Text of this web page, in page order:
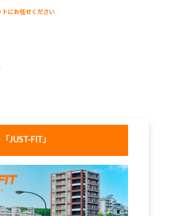
にお任せください
JUST-FIT」